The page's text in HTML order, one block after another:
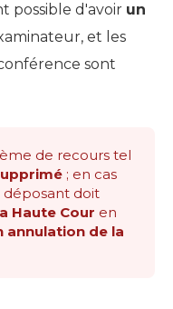
possible d'avoir un
et les
sont
de recours tel
; en cas
déposant doit
Haute Cour en
annulation de la